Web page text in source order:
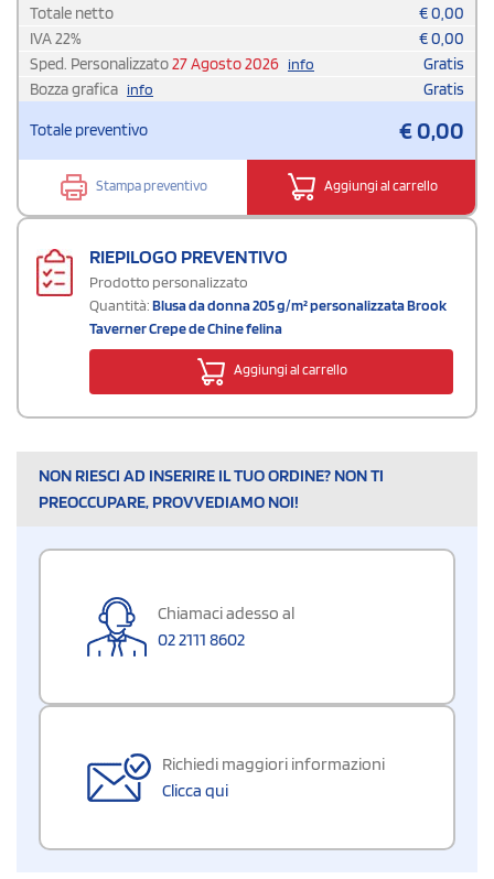
Totale netto
€0,00
IVA22% €0,00
Sped. Personalizzato27 Agosto 2026 info
Gratis
Bozza grafica info Gratis
Totale preventivo €0,00
Stampa preventivo Aggiungi al carrello
RIEPILOGO PREVENTIVO
Prodotto personalizzato
Quantità:Blusa da donna 205 g/m² personalizzata Brook
Taverner Crepe de Chine felina
Aggiungi al carrello
NON RIESCI AD INSERIRE IL TUO ORDINE? NON TI
PREOCCUPARE, PROVVEDIAMO NOI!
Chiamaci adesso al
02 2111 8602
Richiedi maggiori informazioni
Clicca qui